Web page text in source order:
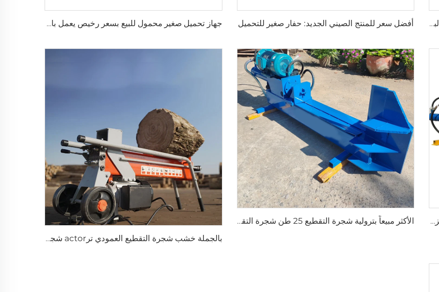
ماكينة قص العشب عن بعد تعمل بالديزل/الكهرباء/البنزين ذات المبيعات الجيدة ماكينة قص العشب المصغرة الروبوتية أفضل سعر للمنتج الصيني الجديد: حفار صغير للتحميل جهاز تحميل صغير محمول للبيع بسعر رخيص يعمل بالديزل مع جرافة مُتَبِعَة ذات 4 في 1 وحوض عجلات
سعر مناسب مصنع خشب التقطيع 25 طن خشب مزيل الورق المفروم آلة التقطيع
الأكثر مبيعاً بترولية شجرة التقطيع 25 طن شجرة التقطيع غابة خشب آلة التقطيع
بالجملة خشب شجرة التقطيع العمودي ترactor شجرة التقطيع معالجة الحطب آلة التقطيع